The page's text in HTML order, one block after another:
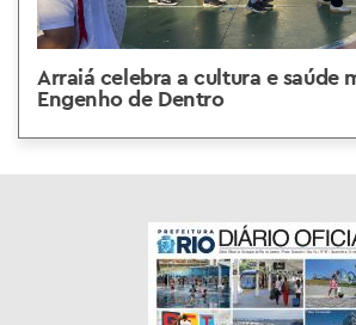
Arraiá celebra a cultura e saúde
Engenho de Dentro